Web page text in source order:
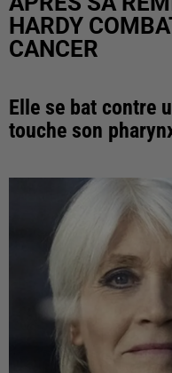
HARDY
CANCER
Elle se bat contre
touche son